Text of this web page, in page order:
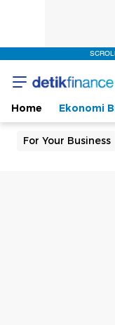
Home Ekonomi
For Your Business